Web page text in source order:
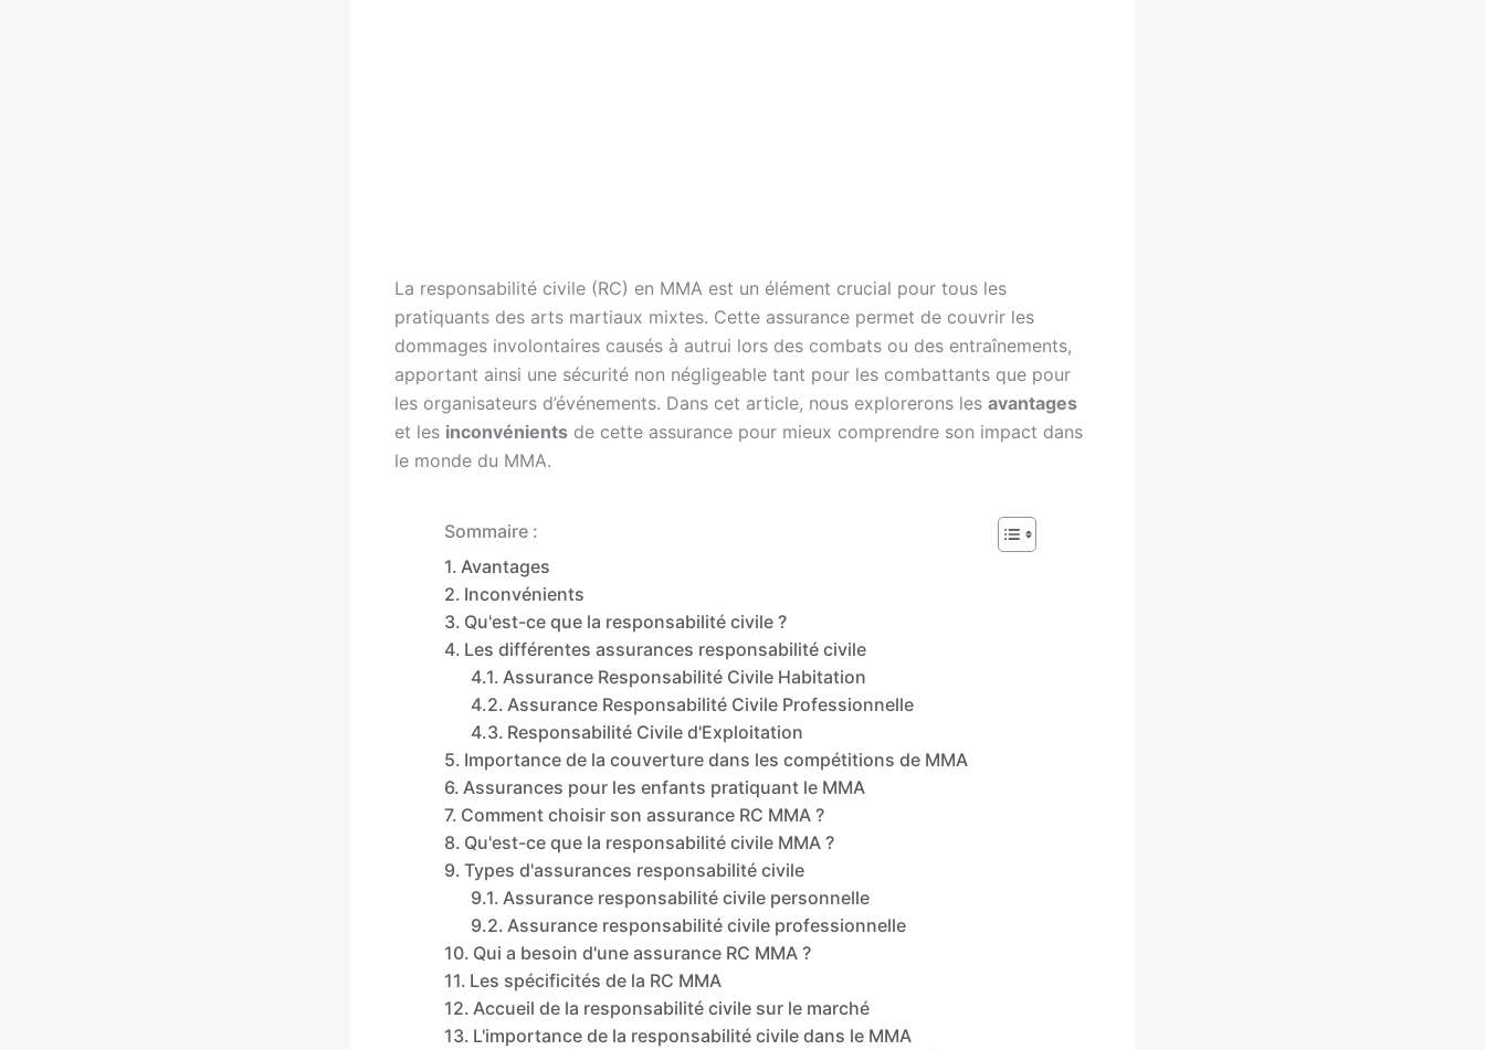
La responsabilité civile (RC) en MMA est un élément crucial pour tous les
pratiquants des arts martiaux mixtes. Cette assurance permet de couvrir les
dommages involontaires causés à autrui lors des combats ou des entraînements,
apportant ainsi une sécurité non négligeable tant pour les combattants que pour
les organisateurs d’événements. Dans cet article, nous explorerons les avantages
et les inconvénients de cette assurance pour mieux comprendre son impact dans
le monde du MMA.
Sommaire :
Avantages
Inconvénients
Qu'est-ce que la responsabilité civile ?
Les différentes assurances responsabilité civile
Assurance Responsabilité Civile Habitation
Assurance Responsabilité Civile Professionnelle
Responsabilité Civile d'Exploitation
Importance de la couverture dans les compétitions de MMA
Assurances pour les enfants pratiquant le MMA
Comment choisir son assurance RC MMA ?
Qu'est-ce que la responsabilité civile MMA ?
Types d'assurances responsabilité civile
Assurance responsabilité civile personnelle
Assurance responsabilité civile professionnelle
Qui a besoin d'une assurance RC MMA ?
Les spécificités de la RC MMA
Accueil de la responsabilité civile sur le marché
L'importance de la responsabilité civile dans le MMA